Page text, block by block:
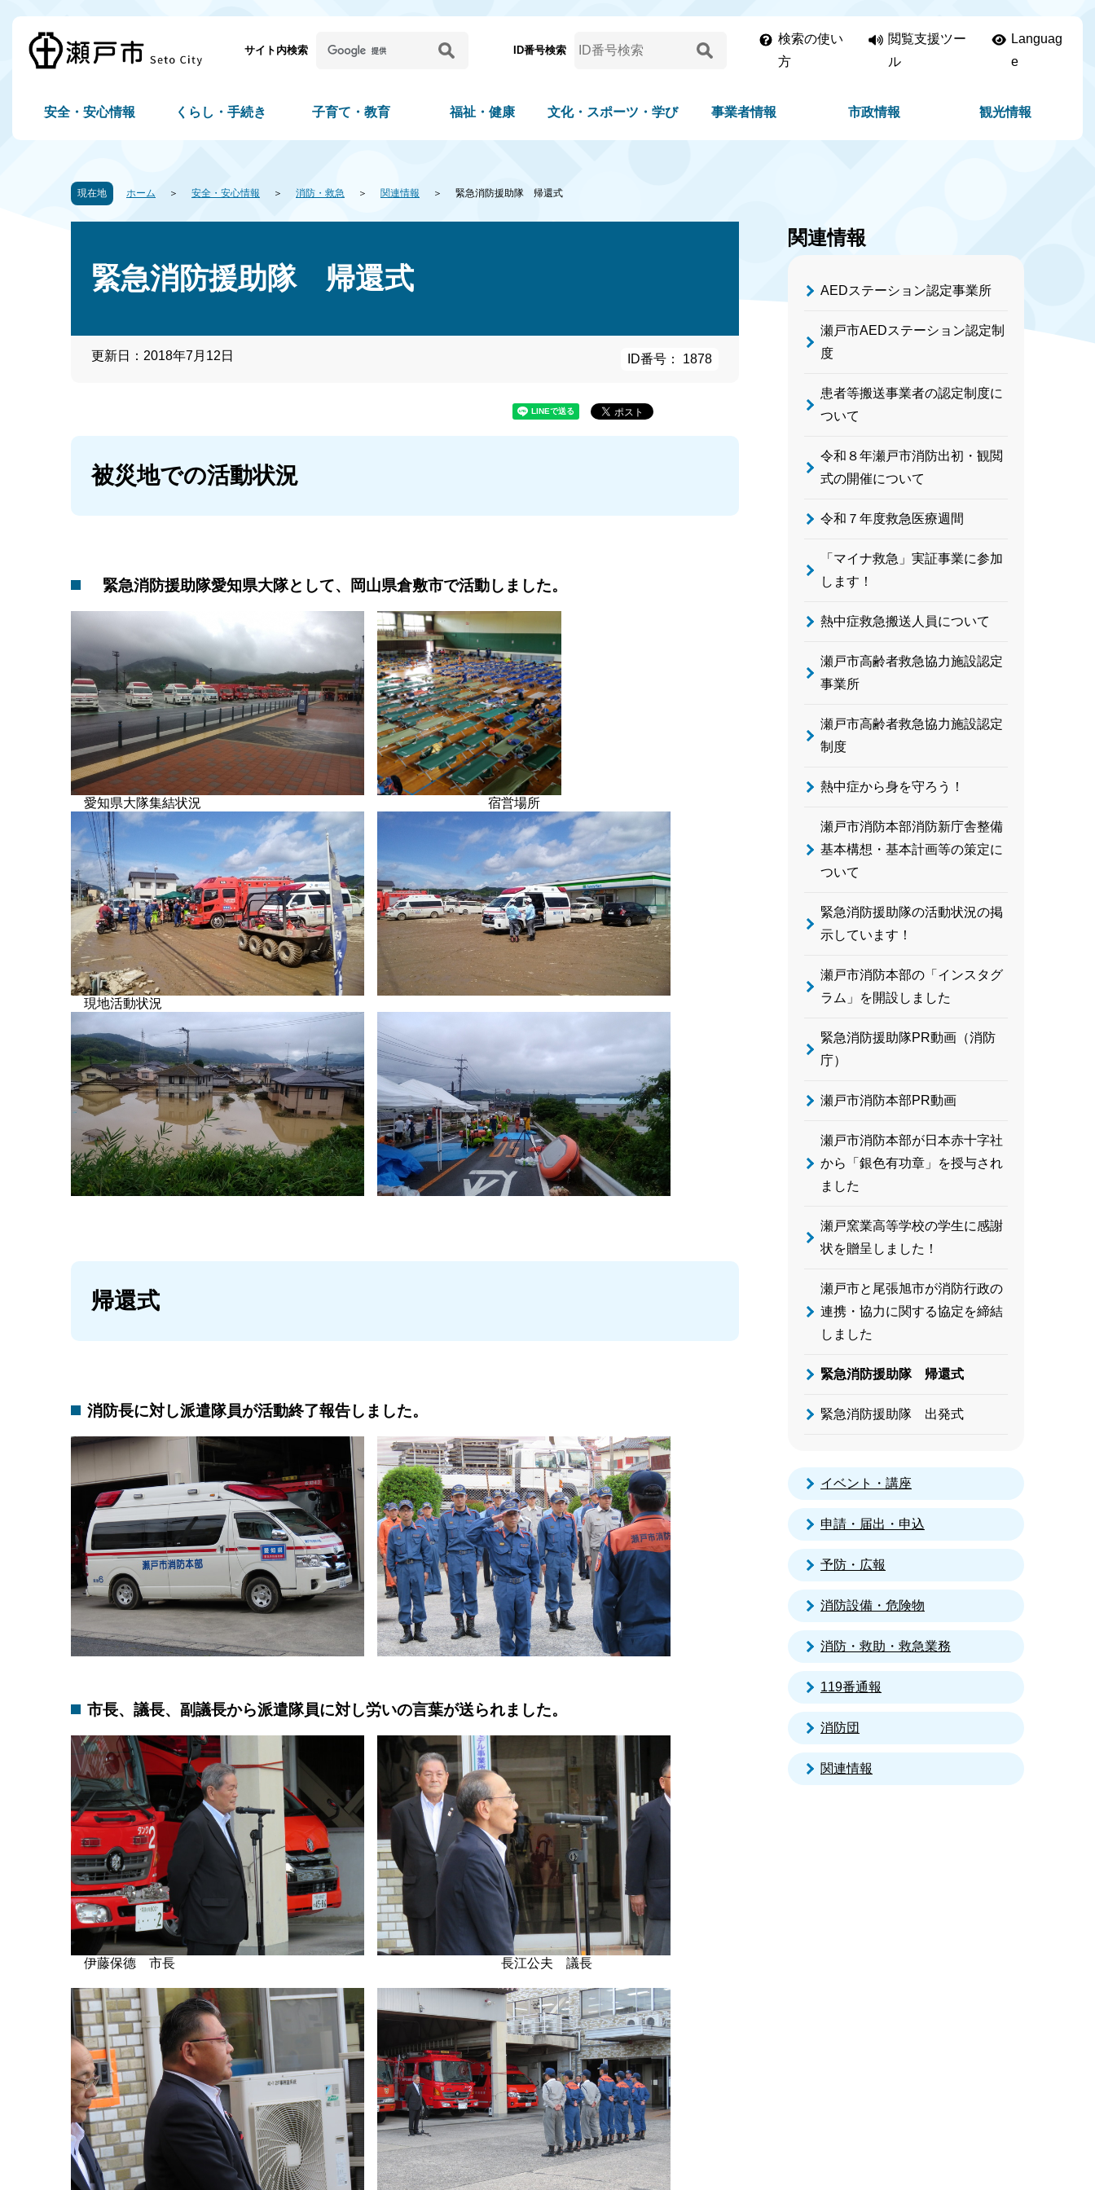
サイト内検索 ID番号検索
検索の使い
方
閲覧支援ツー
ル
Languag
e
安全・安心情報 くらし・手続き 子育て・教育 福祉・健康 文化・スポーツ・学び 事業者情報 市政情報 観光情報
現在地 ホーム 安全・安心情報 消防・救急 関連情報 緊急消防援助隊 帰還式
緊急消防援助隊 帰還式
更新日：2018年7月12日 ID番号： 1878
被災地での活動状況
緊急消防援助隊愛知県大隊として、岡山県倉敷市で活動しました。
愛知県大隊集結状況 宿営場所
現地活動状況
帰還式
消防長に対し派遣隊員が活動終了報告しました。
市長、議長、副議長から派遣隊員に対し労いの言葉が送られました。
伊藤保德 市長 長江公夫 議長
関連情報
AEDステーション認定事業所
瀬戸市AEDステーション認定制
度
患者等搬送事業者の認定制度に
ついて
令和８年瀬戸市消防出初・観閲
式の開催について
令和７年度救急医療週間
「マイナ救急」実証事業に参加
します！
熱中症救急搬送人員について
瀬戸市高齢者救急協力施設認定
事業所
瀬戸市高齢者救急協力施設認定
制度
熱中症から身を守ろう！
瀬戸市消防本部消防新庁舎整備
基本構想・基本計画等の策定に
ついて
緊急消防援助隊の活動状況の掲
示しています！
瀬戸市消防本部の「インスタグ
ラム」を開設しました
緊急消防援助隊PR動画（消防
庁）
瀬戸市消防本部PR動画
瀬戸市消防本部が日本赤十字社
から「銀色有功章」を授与され
ました
瀬戸窯業高等学校の学生に感謝
状を贈呈しました！
瀬戸市と尾張旭市が消防行政の
連携・協力に関する協定を締結
しました
緊急消防援助隊 帰還式
緊急消防援助隊 出発式
イベント・講座
申請・届出・申込
予防・広報
消防設備・危険物
消防・救助・救急業務
119番通報
消防団
関連情報